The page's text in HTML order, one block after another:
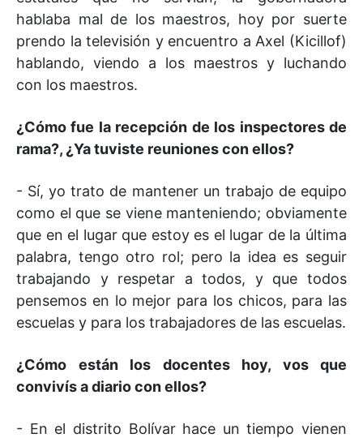
hablaba mal de los maestros, hoy por suerte
prendo la televisión y encuentro a Axel (Kicillof)
hablando, viendo a los maestros y luchando
con los maestros.
¿Cómo fue la recepción de los inspectores de
rama?, ¿Ya tuviste reuniones con ellos?
- Sí, yo trato de mantener un trabajo de equipo
como el que se viene manteniendo; obviamente
que en el lugar que estoy es el lugar de la última
palabra, tengo otro rol; pero la idea es seguir
trabajando y respetar a todos, y que todos
pensemos en lo mejor para los chicos, para las
escuelas y para los trabajadores de las escuelas.
¿Cómo están los docentes hoy, vos que
convivís a diario con ellos?
- En el distrito Bolívar hace un tiempo vienen